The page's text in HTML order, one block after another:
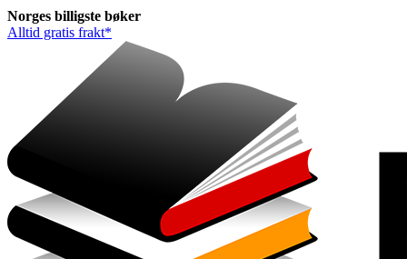
Norges billigste bøker
Alltid gratis frakt*